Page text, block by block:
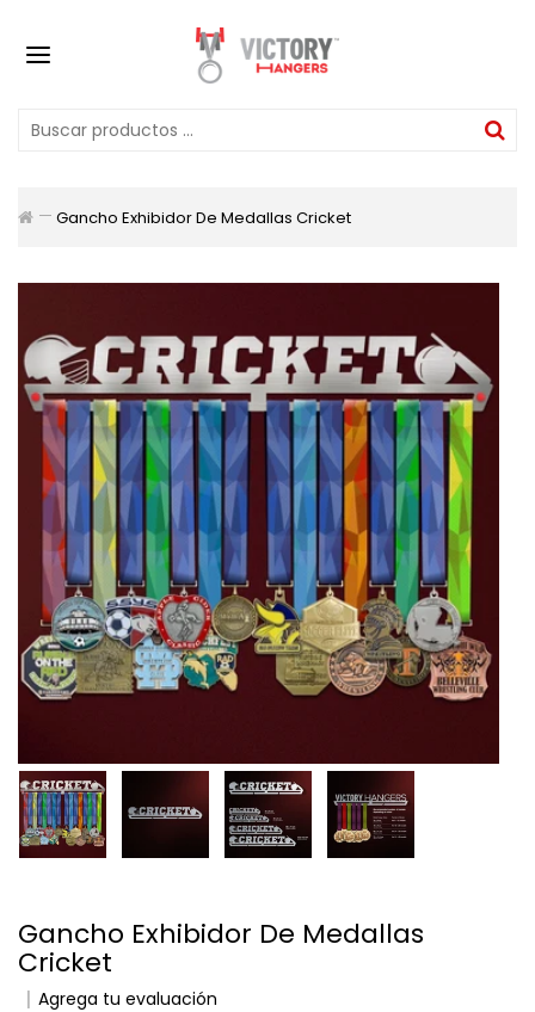
Gancho Exhibidor De Medallas Cricket
Gancho Exhibidor De Medallas
Cricket
Agrega tu evaluación